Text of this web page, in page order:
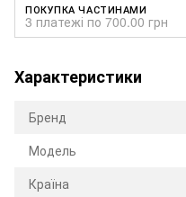
ПОКУПКА ЧАСТИНАМИ
3 платежі по 700.00 грн
Характеристики
Бренд
Модель
Країна